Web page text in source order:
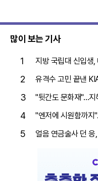
많이 보는 기사
1 지방 국립대 신입생
2 유격수 고민 끝낸
3 "뒷간도 문화재"…지
4 "엔저에 시원함까지
5 얼음 연금술사 던 응